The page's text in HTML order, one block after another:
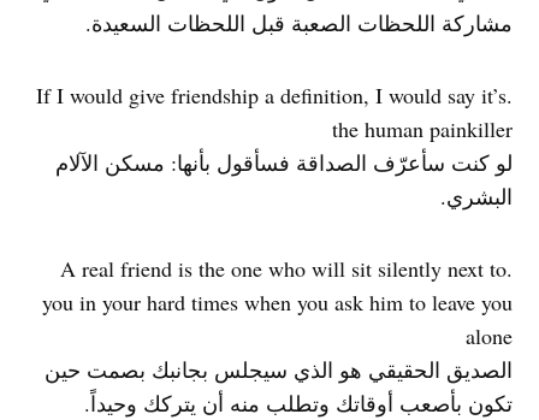
مشاركة اللحظات الصعبة قبل اللحظات السعيدة.
.If I would give friendship a definition, I would say it’s
the human painkiller
لو كنت سأعرّف الصداقة فسأقول بأنها: مسكن الآلام
البشري.
.A real friend is the one who will sit silently next to
you in your hard times when you ask him to leave you
alone
الصديق الحقيقي هو الذي سيجلس بجانبك بصمت حين
تكون بأصعب أوقاتك وتطلب منه أن يتركك وحيداً.